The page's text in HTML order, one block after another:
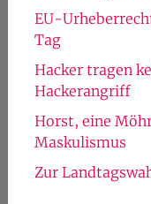
EU-
Tag
Hacker tragen
Hackerangriff
Horst, eine
Maskulismus
Zur